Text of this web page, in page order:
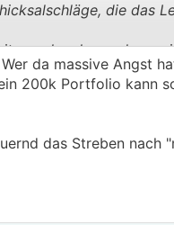
die das
gehen kann, dann
hast (meistens
je notwendig
da massive Angst
200k Portfolio kann
das Streben nach